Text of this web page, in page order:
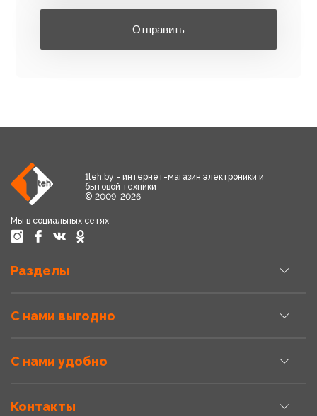
Отправить
1teh.by - интернет-магазин электроники и
бытовой техники
© 2009-2026
Мы в социальных сетях
Разделы
С нами выгодно
С нами удобно
Контакты